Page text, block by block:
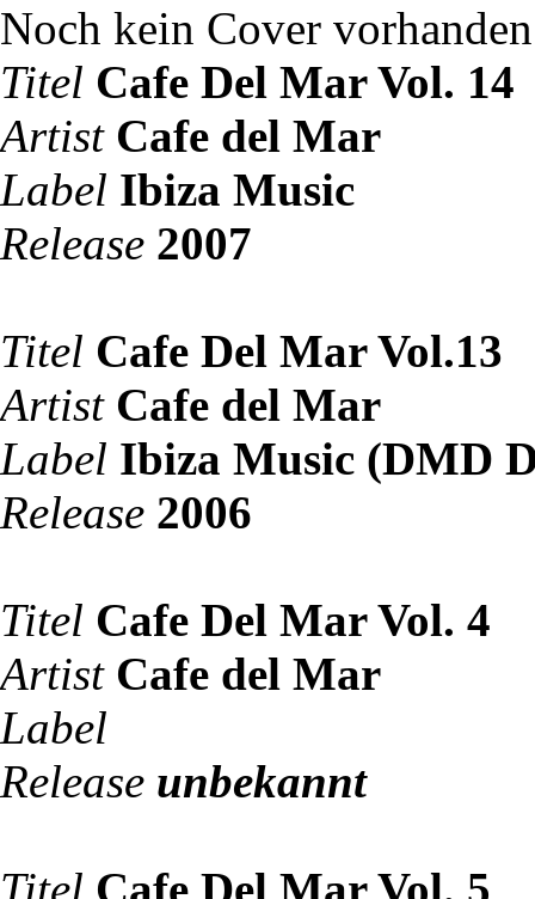
Noch kein Cover vorhanden
Titel Cafe Del Mar Vol. 14
Artist Cafe del Mar
Label Ibiza Music
Release 2007
Titel Cafe Del Mar Vol.13
Artist Cafe del Mar
Label Ibiza Music (DMD
Release 2006
Titel Cafe Del Mar Vol. 4
Artist Cafe del Mar
Label
Release unbekannt
Titel Cafe Del Mar Vol. 5